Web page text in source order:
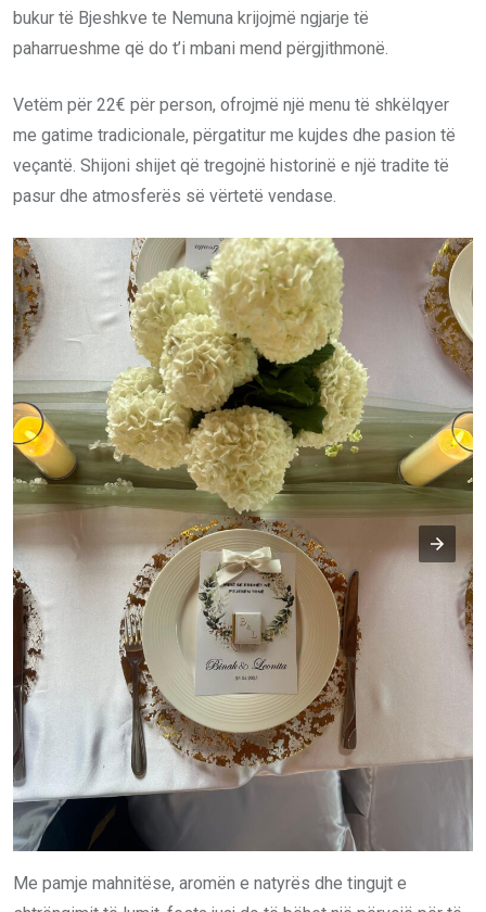
bukur të Bjeshkve te Nemuna krijojmë ngjarje të
paharrueshme që do t’i mbani mend përgjithmonë.
Vetëm për 22€ për person, ofrojmë një menu të shkëlqyer
me gatime tradicionale, përgatitur me kujdes dhe pasion të
veçantë. Shijoni shijet që tregojnë historinë e një tradite të
pasur dhe atmosferës së vërtetë vendase.
Me pamje mahnitëse, aromën e natyrës dhe tingujt e